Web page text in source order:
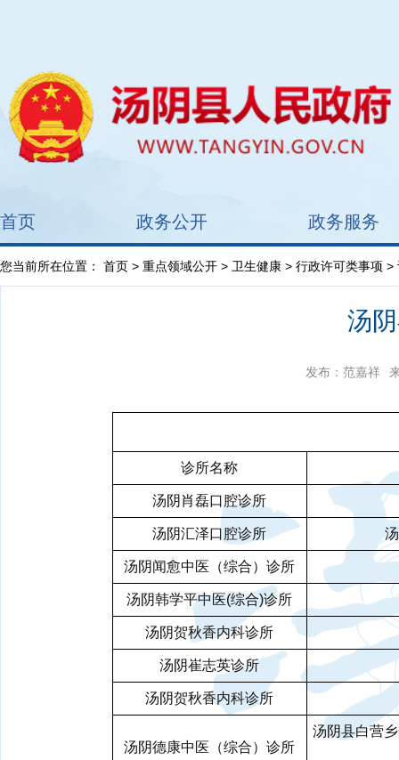
首页 政务公开 政务服务
您当前所在位置： 首页 > 重点领域公开 > 卫生健康 > 行政许可类事项 >
汤
发布：范嘉祥
诊所名称
汤阴肖磊口腔诊所
汤阴汇泽口腔诊所
汤阴闻愈中医（综合）诊所
汤阴韩学平中医(综合)诊所
汤阴贺秋香内科诊所
汤阴崔志英诊所
汤阴贺秋香内科诊所
汤阴德康中医（综合）诊所
汤阴县白营